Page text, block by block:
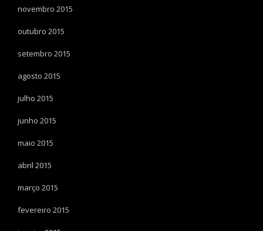
novembro 2015
outubro 2015
setembro 2015
agosto 2015
julho 2015
junho 2015
maio 2015
abril 2015
março 2015
fevereiro 2015